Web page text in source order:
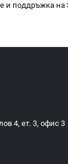
и поддръжка на
4, ет. 3, офис 3